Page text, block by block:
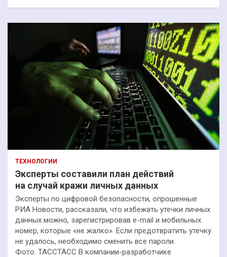
ТЕХНОЛОГИИ
Эксперты составили план действий
на случай кражи личных данных
Эксперты по цифровой безопасности, опрошенные
РИА Новости, рассказали, что избежать утечки личных
данных можно, зарегистрировав e-mail и мобильных
номер, которые «не жалко». Если предотвратить утечку
не удалось, необходимо сменить все пароли.
Фото: ТАССТАСС В компании-разработчике